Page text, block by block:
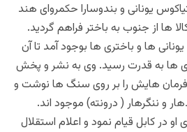
یونانی و بندوسارا حکمروای هند
ها از جنوب به باختر فراهم گردید.
ها و باختری ها بوجود آمد تا آن
ها به قدرت رسید. وی به نشر و پخش
هایش را بر روی سنگ ها نوشت و
و ننگرهار ( درونته) موجود اند.
او در کابل قیام نمود و اعلام استقلال